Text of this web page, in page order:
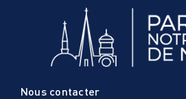
Nous contacter